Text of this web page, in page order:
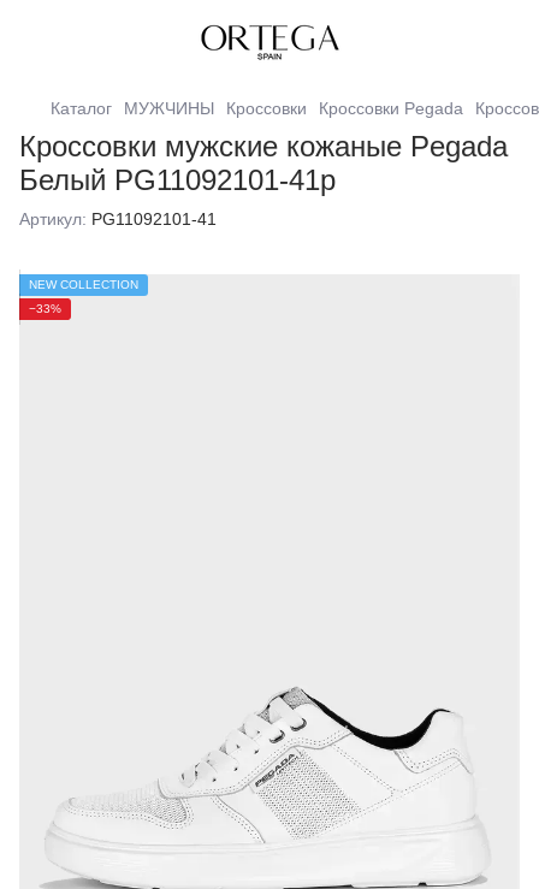
Каталог МУЖЧИНЫ Кроссовки Кроссовки Pegada
Кроссовки мужские кожаные Pegada
Белый PG11092101-41р
Артикул: PG11092101-41
NEW COLLECTION
−33%